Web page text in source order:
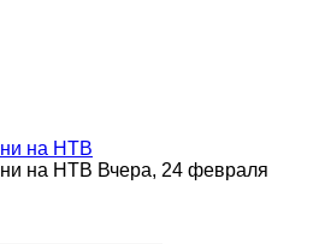
на НТВ
на НТВ Вчера, 24 февраля